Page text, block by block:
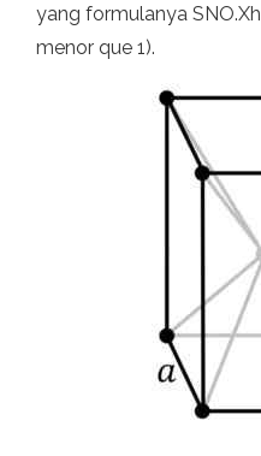
yang formulanya SNO.Xh
menor que 1).